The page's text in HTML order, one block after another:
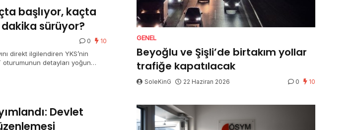
başlıyor, kaçta
dakika sürüyor?
0 10
direkt ilgilendiren YKS’nin
detayları yoğun
Devlet
GENEL
Beyoğlu ve Şişli’de birtakım yollar
trafiğe kapatılacak
SoleKinG 22 Haziran 2026 0 10